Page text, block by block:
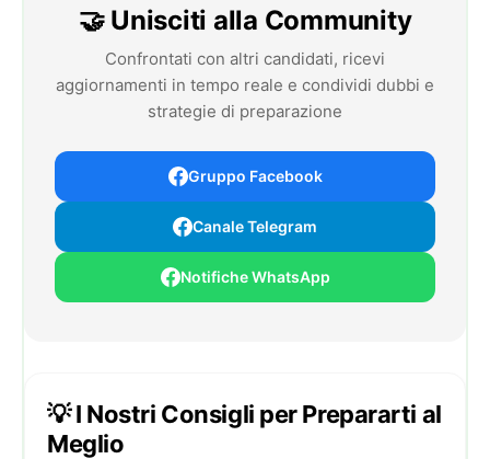
🤝 Unisciti alla Community
Confrontati con altri candidati, ricevi
aggiornamenti in tempo reale e condividi dubbi e
strategie di preparazione
Gruppo Facebook
Canale Telegram
Notifiche WhatsApp
💡 I Nostri Consigli per Prepararti al
Meglio